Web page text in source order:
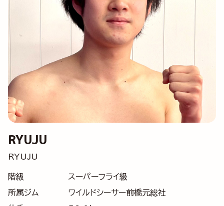
RYUJU
RYUJU
階級
スーパーフライ級
所属ジム
ワイルドシーサー前橋元総社